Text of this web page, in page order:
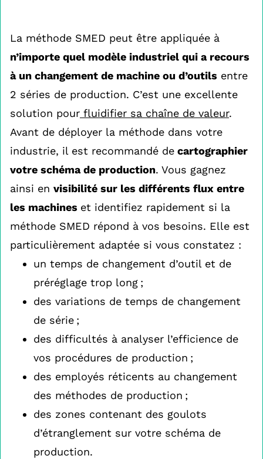
La méthode SMED peut être appliquée à
n’importe quel modèle industriel qui a recours
à un changement de machine ou d’outils entre
2 séries de production. C’est une excellente
solution pour fluidifier sa chaîne de valeur.
Avant de déployer la méthode dans votre
industrie, il est recommandé de cartographier
votre schéma de production. Vous gagnez
ainsi en visibilité sur les différents flux entre
les machines et identifiez rapidement si la
méthode SMED répond à vos besoins. Elle est
particulièrement adaptée si vous constatez :
un temps de changement d’outil et de
préréglage trop long ;
des variations de temps de changement
de série ;
des difficultés à analyser l’efficience de
vos procédures de production ;
des employés réticents au changement
des méthodes de production ;
des zones contenant des goulots
d’étranglement sur votre schéma de
production.